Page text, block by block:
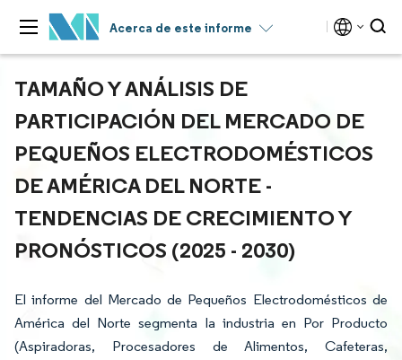
Acerca de este informe
TAMAÑO Y ANÁLISIS DE
PARTICIPACIÓN DEL MERCADO DE
PEQUEÑOS ELECTRODOMÉSTICOS
DE AMÉRICA DEL NORTE -
TENDENCIAS DE CRECIMIENTO Y
PRONÓSTICOS (2025 - 2030)
El informe del Mercado de Pequeños Electrodomésticos de
América del Norte segmenta la industria en Por Producto
(Aspiradoras, Procesadores de Alimentos, Cafeteras,